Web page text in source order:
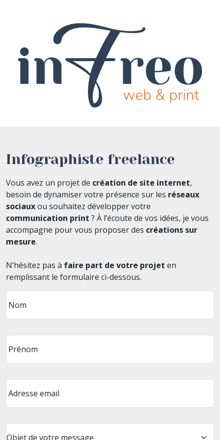
Infographiste freelance
Vous avez un projet de création de site internet,
besoin de dynamiser votre présence sur les réseaux
sociauxou souhaitez développer votre
communication print ? À l’écoute de vos idées, je vous
accompagne pour vous proposer des créations sur
mesure.
N’hésitez pas à faire part de votre projet en
remplissant le formulaire ci-dessous.
Nom
Prénom
Adresse email